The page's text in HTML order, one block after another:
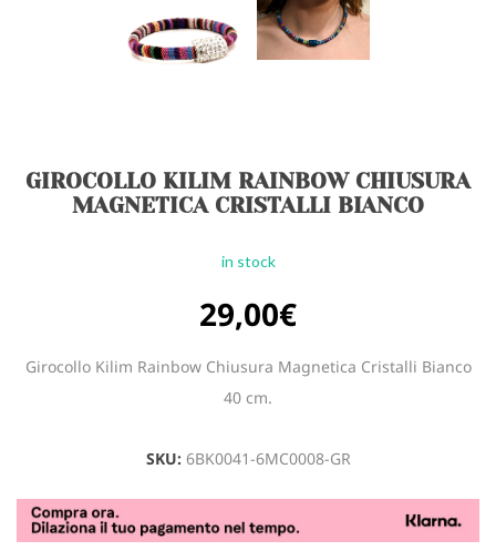
GIROCOLLO KILIM RAINBOW CHIUSURA
MAGNETICA CRISTALLI BIANCO
in stock
29,00€
Girocollo Kilim Rainbow Chiusura Magnetica Cristalli Bianco
40 cm.
SKU: 6BK0041-6MC0008-GR